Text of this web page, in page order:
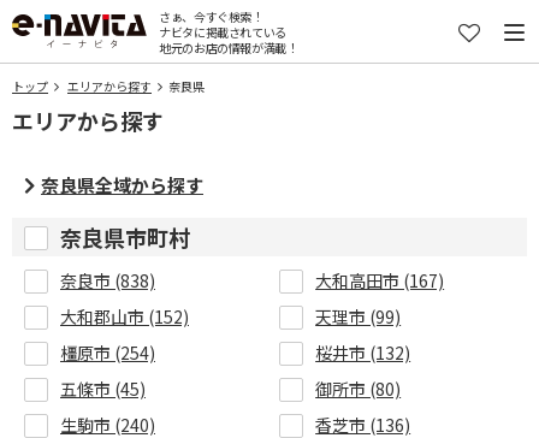
さぁ、今すぐ検索！
ナビタに掲載されている
地元のお店の情報が満載！
トップ エリアから探す 奈良県
エリアから探す
奈良県全域から探す
奈良県市町村
奈良市 (838)
大和高田市 (167)
大和郡山市 (152)
天理市 (99)
橿原市 (254)
桜井市 (132)
五條市 (45)
御所市 (80)
生駒市 (240)
香芝市 (136)